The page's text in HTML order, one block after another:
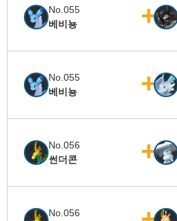
No.055
베비뇽
No.055
베비뇽
No.056
썬더콘
No.056